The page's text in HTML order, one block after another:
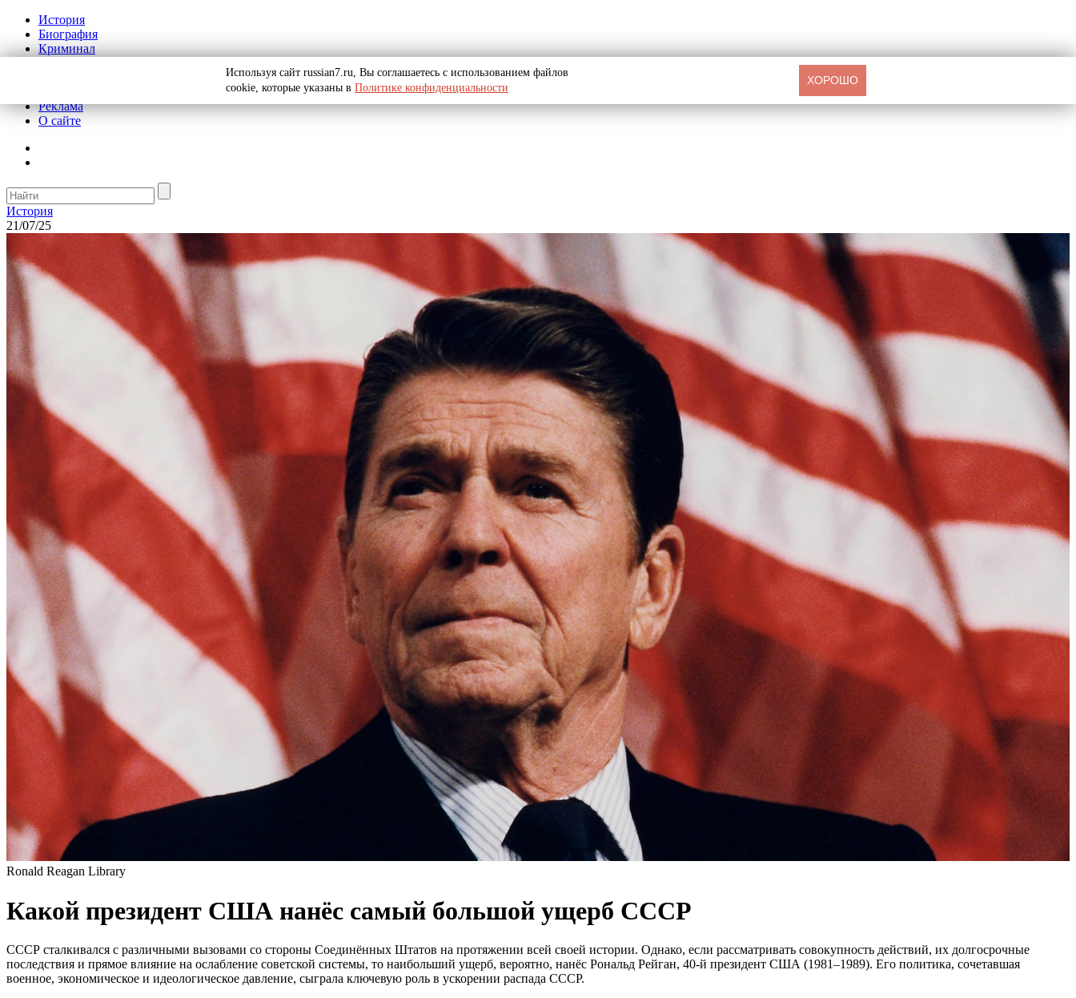
История
Биография
Криминал
Реклама
О сайте
История
21/07/25
Ronald Reagan Library
Какой президент США нанёс самый большой ущерб СССР
СССР сталкивался с различными вызовами со стороны Соединённых Штатов на протяжении всей своей истории. Однако, если рассматривать совокупность действий, их долгосрочные
последствия и прямое влияние на ослабление советской системы, то наибольший ущерб, вероятно, нанёс Рональд Рейган, 40-й президент США (1981–1989). Его политика, сочетавшая
военное, экономическое и идеологическое давление, сыграла ключевую роль в ускорении распада СССР.
Используя сайт russian7.ru, Вы соглашаетесь с использованием файлов
cookie, которые указаны в Политике конфиденциальности
ХОРОШО